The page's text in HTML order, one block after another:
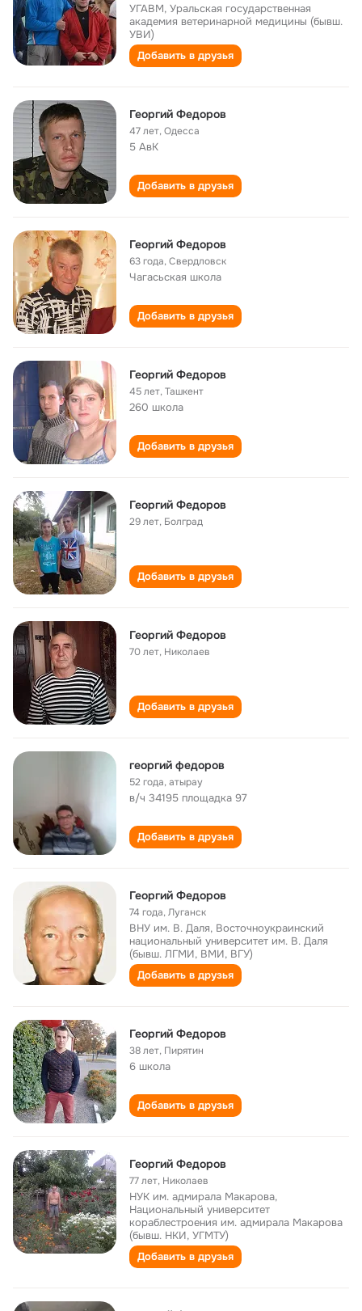
УГАВМ, Уральская государственная
академия ветеринарной медицины (бывш.
УВИ)
Добавить в друзья
Георгий Федоров
47 лет,Одесса
5 АвК
Добавить в друзья
Георгий Федоров
63 года,Свердловск
Чагасьская школа
Добавить в друзья
Георгий Федоров
45 лет,Ташкент
260 школа
Добавить в друзья
Георгий Федоров
29 лет, Болград
Добавить в друзья
Георгий Федоров
70 лет, Николаев
Добавить в друзья
георгий федоров
52 года,атырау
в/ч 34195 площадка 97
Добавить в друзья
Георгий Федоров
74 года,Луганск
ВНУ им. В. Даля, Восточноукраинский
национальный университет им. В. Даля
(бывш. ЛГМИ, ВМИ, ВГУ)
Добавить в друзья
Георгий Федоров
38 лет, Пирятин
6 школа
Добавить в друзья
Георгий Федоров
77 лет, Николаев
НУК им. адмирала Макарова,
Национальный университет
кораблестроения им. адмирала Макарова
(бывш. НКИ, УГМТУ)
Добавить в друзья